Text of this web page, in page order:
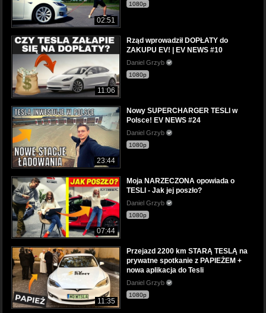
02:51
1080p
11:06
Rząd wprowadził DOPŁATY do
ZAKUPU EV! | EV NEWS #10
Daniel Grzyb
1080p
23:44
Nowy SUPERCHARGER TESLI w
Polsce! EV NEWS #24
Daniel Grzyb
1080p
07:44
Moja NARZECZONA opowiada o
TESLI - Jak jej poszło?
Daniel Grzyb
1080p
11:35
Przejazd 2200 km STARĄ TESLĄ na
prywatne spotkanie z PAPIEŻEM +
nowa aplikacja do Tesli
Daniel Grzyb
1080p